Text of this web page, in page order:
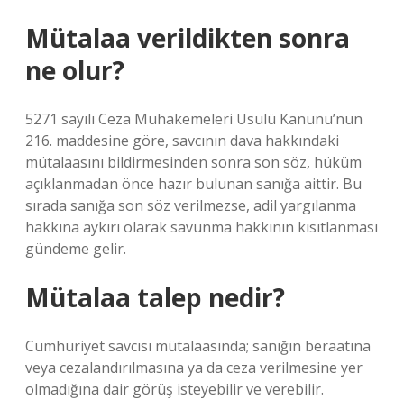
Mütalaa verildikten sonra
ne olur?
5271 sayılı Ceza Muhakemeleri Usulü Kanunu’nun
216. maddesine göre, savcının dava hakkındaki
mütalaasını bildirmesinden sonra son söz, hüküm
açıklanmadan önce hazır bulunan sanığa aittir. Bu
sırada sanığa son söz verilmezse, adil yargılanma
hakkına aykırı olarak savunma hakkının kısıtlanması
gündeme gelir.
Mütalaa talep nedir?
Cumhuriyet savcısı mütalaasında; sanığın beraatına
veya cezalandırılmasına ya da ceza verilmesine yer
olmadığına dair görüş isteyebilir ve verebilir.